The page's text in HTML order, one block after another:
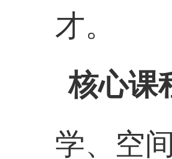
经营管
才。
核心课